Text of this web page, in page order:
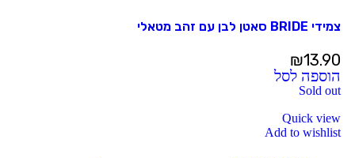
צמידי BRIDE סאטן לבן עם זהב מטאלי
₪13.90
הוספה לסל
Sold out
Quick view
Add to wishlist